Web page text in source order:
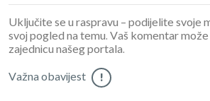
Uključite se u raspravu – podijelite svoje
svoj pogled na temu. Vaš komentar
zajednicu našeg portala.
Važna obavijest !